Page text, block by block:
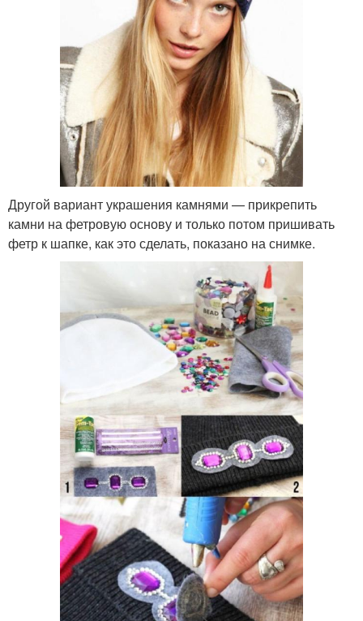
Другой вариант украшения камнями — прикрепить
камни на фетровую основу и только потом пришивать
фетр к шапке, как это сделать, показано на снимке.